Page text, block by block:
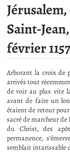
Saint-
février 1157
Arborant la croix de
arrivés tout
de voir au plus vite
avant de faire un
étaient de retour
sacré de marcheur
du Christ, des
permanence,
semblait intarissable